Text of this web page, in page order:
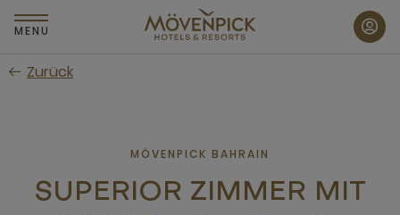
Zum
Hauptinhalt
MENU
Zurück
MÖVENPICK BAHRAIN
SUPERIOR ZIMMER MIT